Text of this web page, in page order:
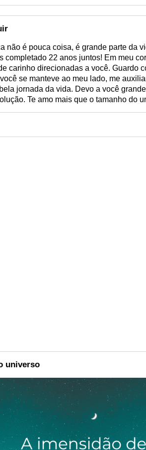
não é pouca coisa, é grande parte da
completado 22 anos juntos! Em meu
carinho direcionadas a você. Guardo
se manteve ao meu lado, me
jornada da vida. Devo a você
Te amo mais que o tamanho do
universo